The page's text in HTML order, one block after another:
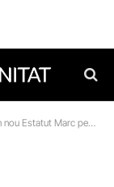
tot i el rebuig del col·lectiu mèdic